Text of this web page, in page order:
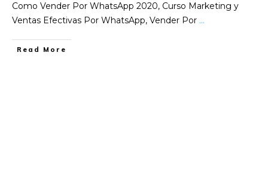
Como Vender Por WhatsApp 2020, Curso Marketing y
Ventas Efectivas Por WhatsApp, Vender Por ...
​Read More